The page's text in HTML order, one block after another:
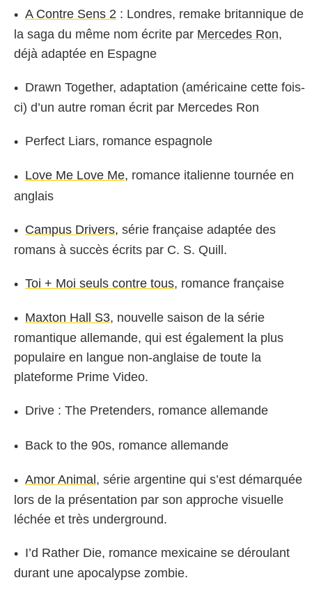
A Contre Sens 2 : Londres, remake britannique de
la saga du même nom écrite par Mercedes Ron,
déjà adaptée en Espagne
Drawn Together, adaptation (américaine cette fois-
ci) d’un autre roman écrit par Mercedes Ron
Perfect Liars, romance espagnole
Love Me Love Me, romance italienne tournée en
anglais
Campus Drivers, série française adaptée des
romans à succès écrits par C. S. Quill.
Toi + Moi seuls contre tous, romance française
Maxton Hall S3, nouvelle saison de la série
romantique allemande, qui est également la plus
populaire en langue non-anglaise de toute la
plateforme Prime Video.
Drive : The Pretenders, romance allemande
Back to the 90s, romance allemande
Amor Animal, série argentine qui s’est démarquée
lors de la présentation par son approche visuelle
léchée et très underground.
I’d Rather Die, romance mexicaine se déroulant
durant une apocalypse zombie.